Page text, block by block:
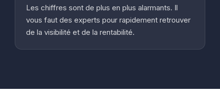
Les chiffres sont de plus en plus alarmants. Il
vous faut des experts pour rapidement retrouver
de la visibilité et de la rentabilité.